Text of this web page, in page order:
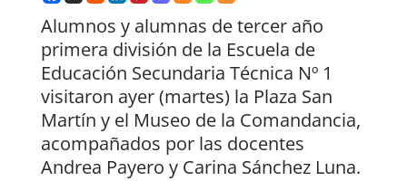
Alumnos y alumnas de tercer año
primera división de la Escuela de
Educación Secundaria Técnica Nº 1
visitaron ayer (martes) la Plaza San
Martín y el Museo de la Comandancia,
acompañados por las docentes
Andrea Payero y Carina Sánchez Luna.